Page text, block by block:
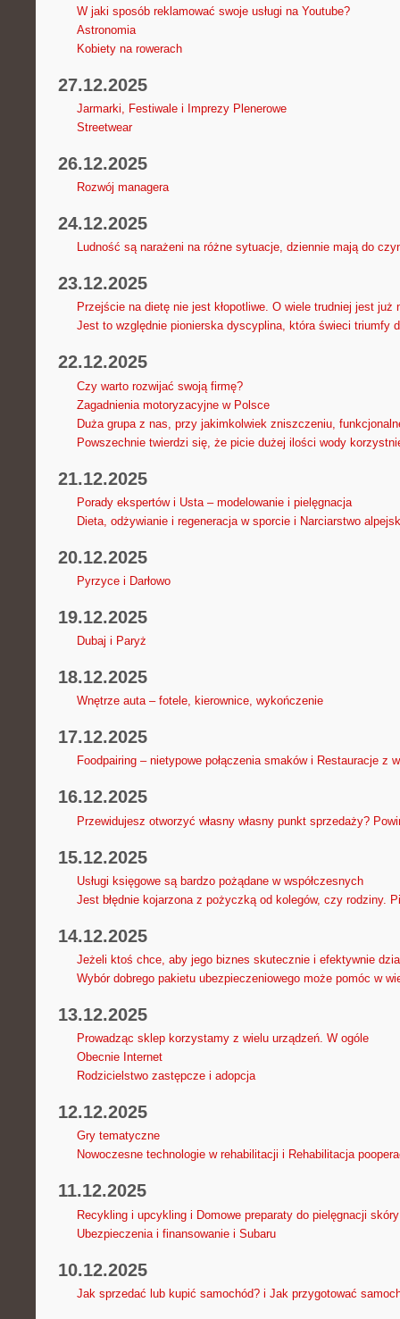
W jaki sposób reklamować swoje usługi na Youtube?
Astronomia
Kobiety na rowerach
27.12.2025
Jarmarki, Festiwale i Imprezy Plenerowe
Streetwear
26.12.2025
Rozwój managera
24.12.2025
Ludność są narażeni na różne sytuacje, dziennie mają do
23.12.2025
Przejście na dietę nie jest kłopotliwe. O wiele trudniej jest już
Jest to względnie pionierska dyscyplina, która świeci triumfy
22.12.2025
Czy warto rozwijać swoją firmę?
Zagadnienia motoryzacyjne w Polsce
Duża grupa z nas, przy jakimkolwiek zniszczeniu,
Powszechnie twierdzi się, że picie dużej ilości wody
21.12.2025
Porady ekspertów i Usta – modelowanie i pielęgnacja
Dieta, odżywianie i regeneracja w sporcie i Narciarstwo
20.12.2025
Pyrzyce i Darłowo
19.12.2025
Dubaj i Paryż
18.12.2025
Wnętrze auta – fotele, kierownice, wykończenie
17.12.2025
Foodpairing – nietypowe połączenia smaków i Restauracje z
16.12.2025
Przewidujesz otworzyć własny własny punkt sprzedaży?
15.12.2025
Usługi księgowe są bardzo pożądane w współczesnych
Jest błędnie kojarzona z pożyczką od kolegów, czy rodziny.
14.12.2025
Jeżeli ktoś chce, aby jego biznes skutecznie i efektywnie
Wybór dobrego pakietu ubezpieczeniowego może pomóc w
13.12.2025
Prowadząc sklep korzystamy z wielu urządzeń. W ogóle
Obecnie Internet
Rodzicielstwo zastępcze i adopcja
12.12.2025
Gry tematyczne
Nowoczesne technologie w rehabilitacji i Rehabilitacja
11.12.2025
Recykling i upcykling i Domowe preparaty do pielęgnacji
Ubezpieczenia i finansowanie i Subaru
10.12.2025
Jak sprzedać lub kupić samochód? i Jak przygotować